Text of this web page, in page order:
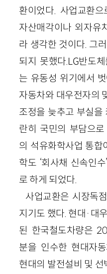
환이었다. 사업교환
자산매각이나 외자유
라 생각한 것이다. 그
되지 못했다.LG반도
는 유동성 위기에서
자동차와 대우전자의
조정을 늦추고 부실을
란히 국민의 부담으
의 석유화학사업 통합
학도 ‘회사채 신속인
로 하게 되었다.
사업교환은 시장독
지기도 했다. 현대·대
된 한국철도차량은
분을 인수한 현대자
현대의 발전설비 및